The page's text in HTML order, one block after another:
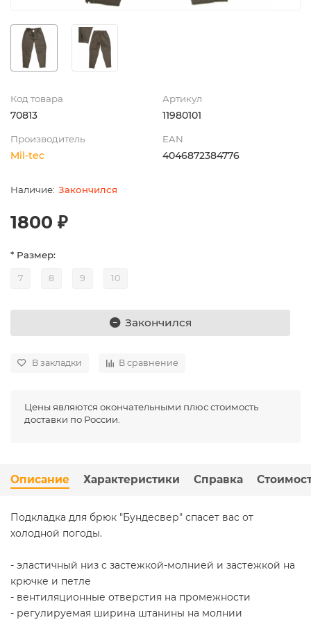
Код товара
70813
Артикул
11980101
Производитель
Mil-tec
EAN
4046872384776
Закончился
1800 ₽
* Размер:
7 8 9 10
Закончился
В закладки В сравнение
Цены являются окончательными плюс стоимость
доставки по России.
Описание Характеристики Справка
Подкладка для брюк "Бундесвер" спасет вас от
холодной погоды.
- эластичный низ с застежкой-молнией и застежкой на
крючке и петле
- вентиляционные отверстия на промежности
- регулируемая ширина штанины на молнии